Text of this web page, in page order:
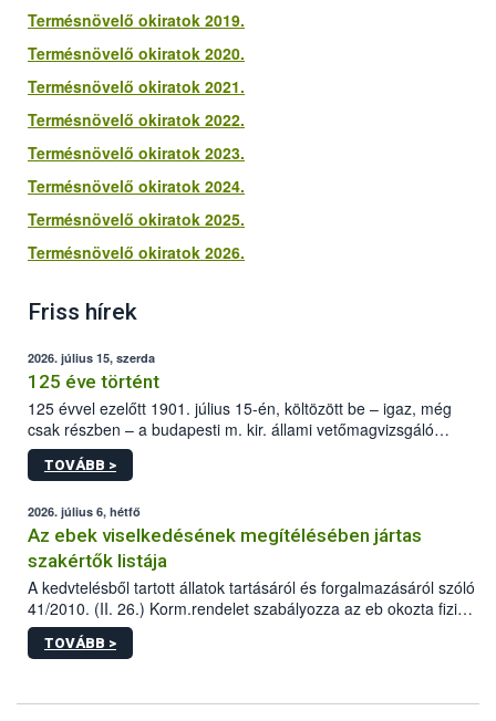
Termésnövelő okiratok 2019.
Termésnövelő okiratok 2020.
Termésnövelő okiratok 2021.
Termésnövelő okiratok 2022.
Termésnövelő okiratok 2023.
Termésnövelő okiratok 2024.
Termésnövelő okiratok 2025.
Termésnövelő okiratok 2026.
Friss hírek
2026. július 15, szerda
125 éve történt
125 évvel ezelőtt 1901. július 15-én, költözött be – igaz, még
csak részben – a budapesti m. kir. állami vetőmagvizsgáló
állomás a Kis Rókus utca 15. szám alatti, Czigler Győző által
tervezett új épületébe.
TOVÁBB >
2026. július 6, hétfő
Az ebek viselkedésének megítélésében jártas
szakértők listája
A kedvtelésből tartott állatok tartásáról és forgalmazásáról szóló
41/2010. (II. 26.) Korm.rendelet szabályozza az eb okozta fizikai
sérülés, illetve ennek veszélye keletkezésekor felmerülő
hatósági feladatokat, valamint a veszélyes eb tartását és annak
TOVÁBB >